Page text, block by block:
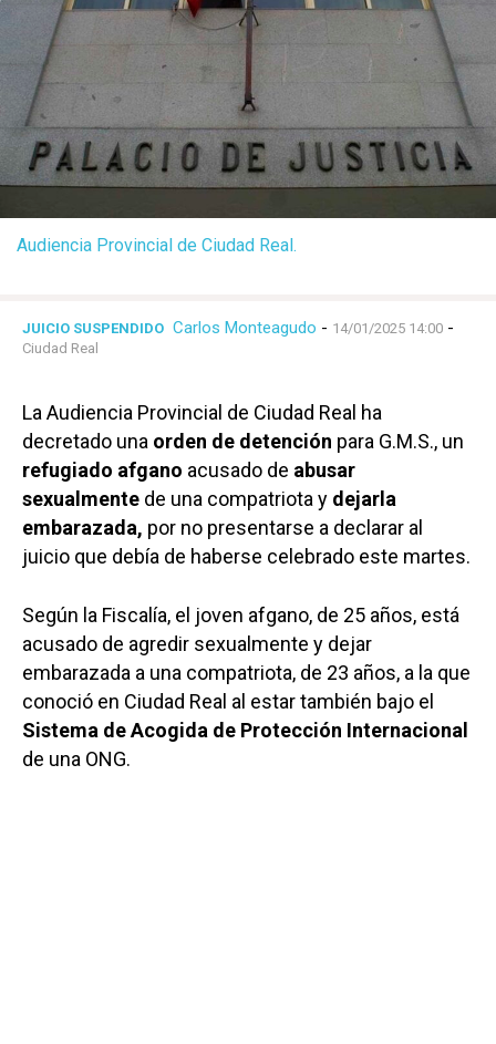
Audiencia Provincial de Ciudad Real.
JUICIO SUSPENDIDO Carlos Monteagudo - 14/01/2025 14:00 -
Ciudad Real
La Audiencia Provincial de Ciudad Real ha
decretado una orden de detención para G.M.S., un
refugiado afgano acusado de abusar
sexualmente de una compatriota y dejarla
embarazada, por no presentarse a declarar al
juicio que debía de haberse celebrado este martes.
Según la Fiscalía, el joven afgano, de 25 años, está
acusado de agredir sexualmente y dejar
embarazada a una compatriota, de 23 años, a la que
conoció en Ciudad Real al estar también bajo el
Sistema de Acogida de Protección Internacional
de una ONG.